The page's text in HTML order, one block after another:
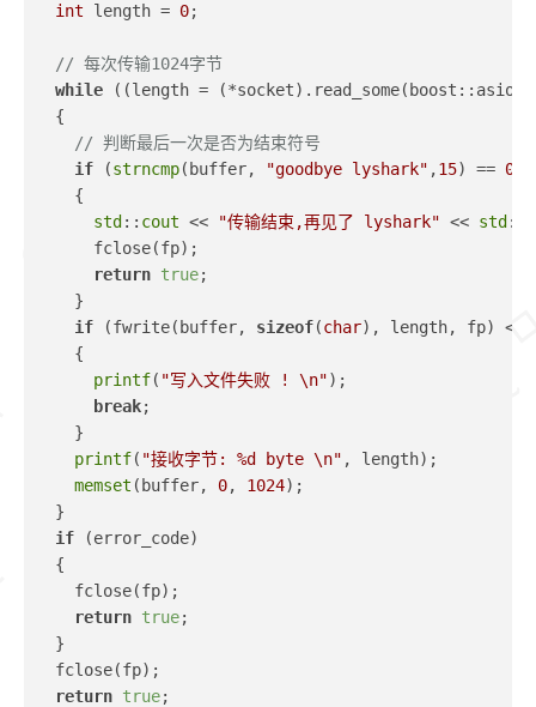
int length = 0;
// 每次传输1024字节
while ((length =
  {
// 判断最后一次是否为结束符号
if (strncmp(buffer, "goodbye lyshark" ,15) == 0
    {
std :: cout << "传输结束,再见了 lyshark" << std ::
      fclose(fp);
return true;
    }
if (fwrite(buffer, sizeof(char), length, fp) <
    {
printf( "写入文件失败 ! \n");
break;
    }
printf( "接收字节: %d byte \n" , length);
memset (buffer, 0, 1024);
  }
if (error_code)
  {
    fclose(fp);
return true;
  }
  fclose(fp);
return true;